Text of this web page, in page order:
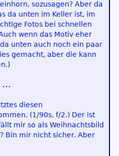
sozusagen? Aber da
da unten im Keller ist, im
Fotos bei schnellen
wenn das Motiv eher
unten auch noch ein paar
gemacht, aber die kann
diesen
(1/90s, f/2.) Der ist
mir so als Weihnachtsbild
Bin mir nicht sicher. Aber